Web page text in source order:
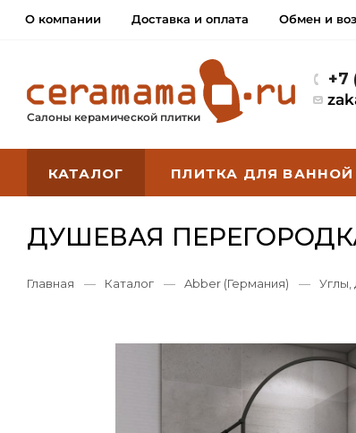
О компании Доставка и оплата Обмен и
Салоны керамической плитки
+7
КАТАЛОГ ПЛИТКА ДЛЯ ВАННОЙ
ДУШЕВАЯ ПЕРЕГОРОДКА
Главная — Каталог — Abber (Германия) — Углы,